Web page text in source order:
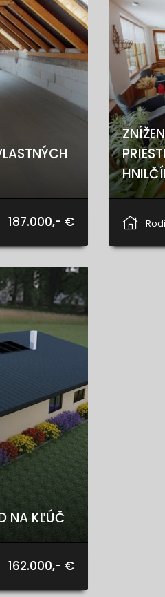
187.000,- €
NA KĽÚČ
162.000,- €